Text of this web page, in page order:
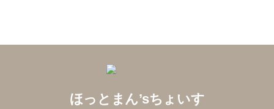
ほっとまん’sちょいす